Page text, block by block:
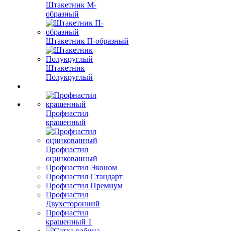
Штакетник М-
образный
Штакетник П-образный
Штакетник
Полукруглый
Профнастил
крашенный
Профнастил
оцинкованный
Профнастил Эконом
Профнастил Стандарт
Профнастил Премиум
Профнастил
Двухсторонний
Профнастил
крашенный 1